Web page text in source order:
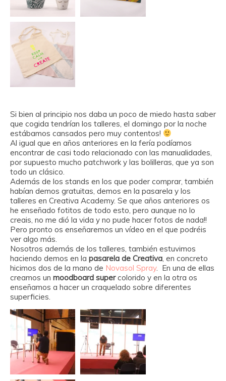
Si bien al principio nos daba un poco de miedo hasta saber
que cogida tendrían los talleres, el domingo por la noche
estábamos cansados pero muy contentos!
Al igual que en años anteriores en la fería podíamos
encontrar de casi todo relacionado con las manualidades,
por supuesto mucho patchwork y las bolilleras, que ya son
todo un clásico.
Además de los stands en los que poder comprar, también
habían demos gratuitas, demos en la pasarela y los
talleres en Creativa Academy. Se que años anteriores os
he enseñado fotitos de todo esto, pero aunque no lo
creais, no me dió la vida y no pude hacer fotos de nada!!
Pero pronto os enseñaremos un vídeo en el que podréis
ver algo más.
Nosotros además de los talleres, también estuvimos
haciendo demos en la pasarela de Creativa, en concreto
hicimos dos de la mano de Novasol Spray. En una de ellas
creamos un moodboard supercolorido y en la otra os
enseñamos a hacer un craquelado sobre diferentes
superficies.